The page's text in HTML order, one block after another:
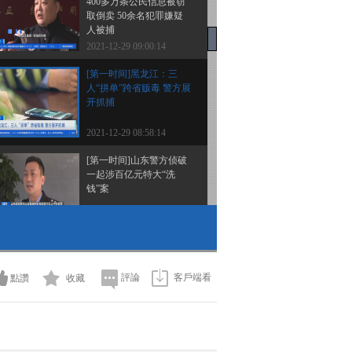
取倒卖 50余名犯罪嫌疑
人被捕
2021-12-29 09:00:14
[第一时间]黑龙江：三
人“拼单”跨省贩毒 警方展
开抓捕
2021-12-29 08:58:14
[第一时间]山东警方侦破
一起涉百亿元特大“洗
钱”案
专家建议别冒险
2021-12-29 08:54:14
北黄石：高速行车道上两
點讚 收藏 評論 客戶端看